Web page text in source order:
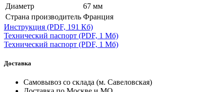
Диаметр
67 мм
Страна производитель Франция
Инструкция (PDF, 191 Кб)
Технический паспорт (PDF, 1 Мб)
Технический паспорт (PDF, 1 Мб)
Доставка
Самовывоз со склада (м. Савеловская)